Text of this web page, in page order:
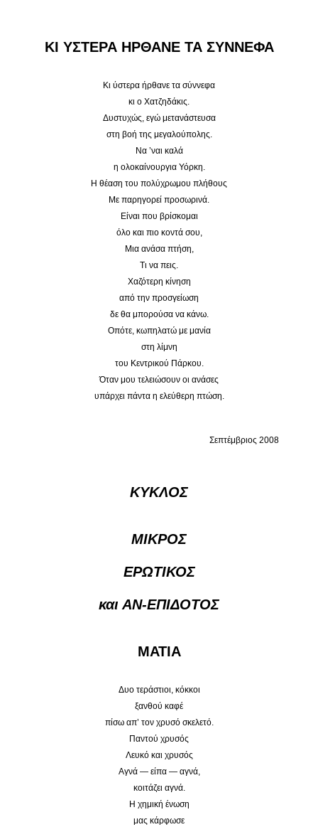
ΚΙ ΥΣΤΕΡΑ ΗΡΘΑΝΕ ΤΑ ΣΥΝΝΕΦΑ
Κι ύστερα ήρθανε τα σύννεφα
κι ο Χατζηδάκις.
Δυστυχώς, εγώ μετανάστευσα
στη βοή της μεγαλούπολης.
Να ’ναι καλά
η ολοκαίνουργια Υόρκη.
Η θέαση του πολύχρωμου πλήθους
Με παρηγορεί προσωρινά.
Είναι που βρίσκομαι
όλο και πιο κοντά σου,
Μια ανάσα πτήση,
Τι να πεις.
Χαζότερη κίνηση
από την προσγείωση
δε θα μπορούσα να κάνω.
Οπότε, κωπηλατώ με μανία
στη λίμνη
του Κεντρικού Πάρκου.
Όταν μου τελειώσουν οι ανάσες
υπάρχει πάντα η ελεύθερη πτώση.
Σεπτέμβριος 2008
ΚΥΚΛΟΣ
ΜΙΚΡΟΣ
ΕΡΩΤΙΚΟΣ
και ΑΝ-ΕΠΙΔΟΤΟΣ
ΜΑΤΙΑ
Δυο τεράστιοι, κόκκοι
ξανθού καφέ
πίσω απ’ τον χρυσό σκελετό.
Παντού χρυσός
Λευκό και χρυσός
Αγνά — είπα — αγνά,
κοιτάζει αγνά.
Η χημική ένωση
μας κάρφωσε